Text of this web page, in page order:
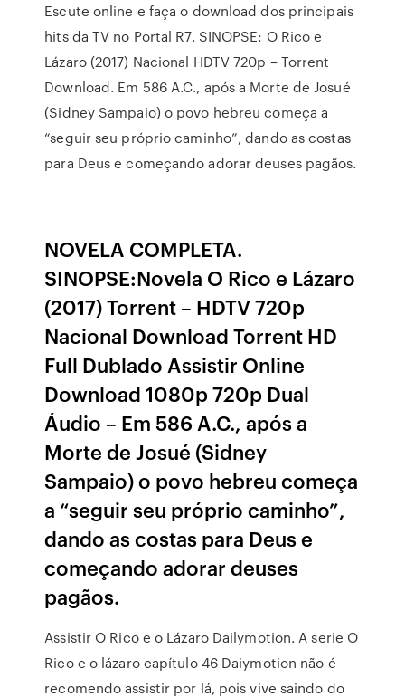
Escute online e faça o download dos principais
hits da TV no Portal R7. SINOPSE: O Rico e
Lázaro (2017) Nacional HDTV 720p – Torrent
Download. Em 586 A.C., após a Morte de Josué
(Sidney Sampaio) o povo hebreu começa a
“seguir seu próprio caminho”, dando as costas
para Deus e começando adorar deuses pagãos.
NOVELA COMPLETA.
SINOPSE:Novela O Rico e Lázaro
(2017) Torrent – HDTV 720p
Nacional Download Torrent HD
Full Dublado Assistir Online
Download 1080p 720p Dual
Áudio – Em 586 A.C., após a
Morte de Josué (Sidney
Sampaio) o povo hebreu começa
a “seguir seu próprio caminho”,
dando as costas para Deus e
começando adorar deuses
pagãos.
Assistir O Rico e o Lázaro Dailymotion. A serie O
Rico e o lázaro capítulo 46 Daiymotion não é
recomendo assistir por lá, pois vive saindo do